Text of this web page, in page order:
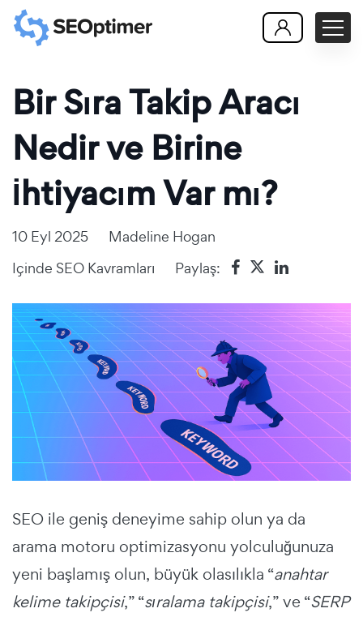
Bir Sıra Takip Aracı
Nedir ve Birine
İhtiyacım Var mı?
10 Eyl 2025
Madeline Hogan
Içinde SEO Kavramları Paylaş:
SEO ile geniş deneyime sahip olun ya da
arama motoru optimizasyonu yolculuğunuza
yeni başlamış olun, büyük olasılıkla “anahtar
kelime takipçisi,” “sıralama takipçisi,” ve “SERP